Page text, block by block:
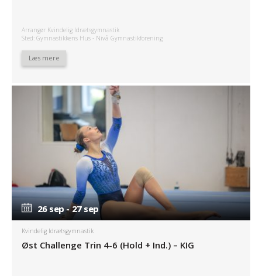
Arrangør Kvindelig Idrætsgymnastik
Sted: Gymnastikkens Hus - Nivå Gymnastikforening
Læs mere
26 sep - 27 sep
26 sep - 27 sep
Kvindelig Idrætsgymnastik
Øst Challenge Trin 4-6 (Hold + Ind.) – KIG